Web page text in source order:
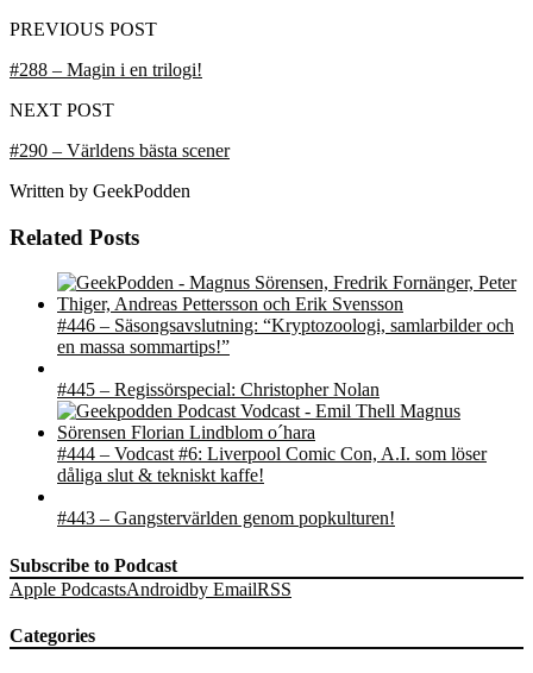
PREVIOUS POST
#288 – Magin i en trilogi!
NEXT POST
#290 – Världens bästa scener
Written by GeekPodden
Related Posts
#446 – Säsongsavslutning: “Kryptozoologi, samlarbilder och
en massa sommartips!”
#445 – Regissörspecial: Christopher Nolan
#444 – Vodcast #6: Liverpool Comic Con, A.I. som löser
dåliga slut & tekniskt kaffe!
#443 – Gangstervärlden genom popkulturen!
Subscribe to Podcast
Apple PodcastsAndroidby EmailRSS
Categories